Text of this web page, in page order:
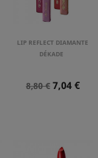
LIP REFLECT DIAMANTE
DÉKADE
Precio
8,80 € Precio
7,04 €